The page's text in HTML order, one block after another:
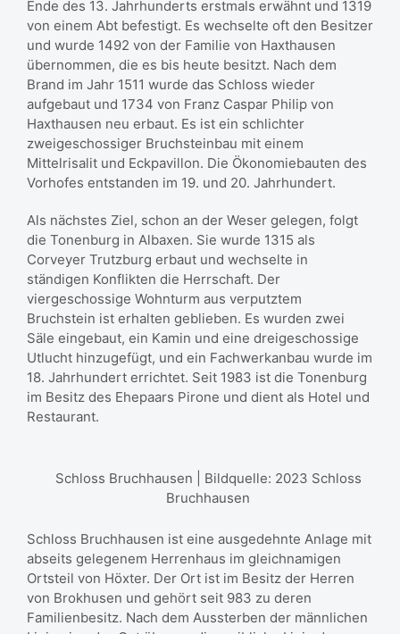
Ende des 13. Jahrhunderts erstmals erwähnt und 1319
von einem Abt befestigt. Es wechselte oft den Besitzer
und wurde 1492 von der Familie von Haxthausen
übernommen, die es bis heute besitzt. Nach dem
Brand im Jahr 1511 wurde das Schloss wieder
aufgebaut und 1734 von Franz Caspar Philip von
Haxthausen neu erbaut. Es ist ein schlichter
zweigeschossiger Bruchsteinbau mit einem
Mittelrisalit und Eckpavillon. Die Ökonomiebauten des
Vorhofes entstanden im 19. und 20. Jahrhundert.
Als nächstes Ziel, schon an der Weser gelegen, folgt
die Tonenburg in Albaxen. Sie wurde 1315 als
Corveyer Trutzburg erbaut und wechselte in
ständigen Konflikten die Herrschaft. Der
viergeschossige Wohnturm aus verputztem
Bruchstein ist erhalten geblieben. Es wurden zwei
Säle eingebaut, ein Kamin und eine dreigeschossige
Utlucht hinzugefügt, und ein Fachwerkanbau wurde im
18. Jahrhundert errichtet. Seit 1983 ist die Tonenburg
im Besitz des Ehepaars Pirone und dient als Hotel und
Restaurant.
Schloss Bruchhausen | Bildquelle: 2023 Schloss
Bruchhausen
Schloss Bruchhausen ist eine ausgedehnte Anlage mit
abseits gelegenem Herrenhaus im gleichnamigen
Ortsteil von Höxter. Der Ort ist im Besitz der Herren
von Brokhusen und gehört seit 983 zu deren
Familienbesitz. Nach dem Aussterben der männlichen